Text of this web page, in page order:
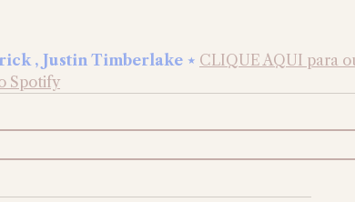
, Justin Timberlake ⋆ CLIQUE AQUI para
Spotify